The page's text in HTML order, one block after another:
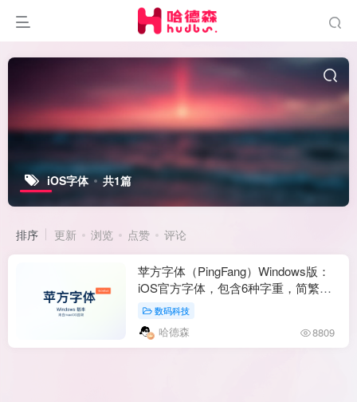
iOS字体 共1篇
排序 更新 浏览 点赞 评论
苹方字体（PingFang）Windows版：
iOS官方字体，包含6种字重，简繁港
文全面优化
数码科技
哈德森 8809